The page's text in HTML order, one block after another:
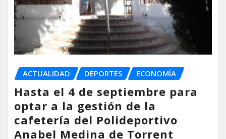
ACTUALIDAD DEPORTES ECONOMÍA
Hasta el 4 de septiembre para
optar a la gestión de la
cafetería del Polideportivo
Anabel Medina de Torrent